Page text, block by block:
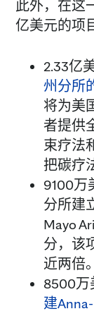
此外，在这
亿美元的项
2.33亿
州分所
将为美
者提供
束疗法
把碳疗
9100万
分所建
Mayo
分，该
近两倍。
8500万
建